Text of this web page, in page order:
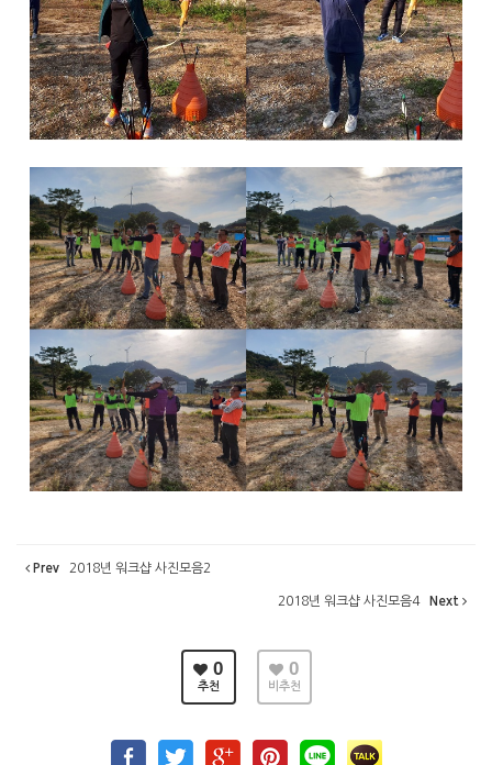
Prev 2018년 워크샵 사진모음2
2018년 워크샵 사진모음4 Next
0
추천
0
비추천